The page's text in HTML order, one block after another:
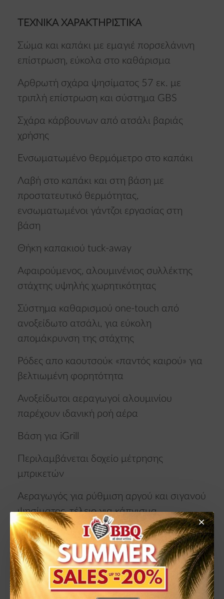
ΤΕΧΝΙΚΑ ΧΑΡΑΚΤΗΡΙΣΤΙΚΑ
Σώμα και καπάκι με εμαγιέ πορσελάνινη
επίστρωση, εύκολα στο καθάρισμα
Αρθρωτή σχάρα ψησίματος 57 εκ. με
τριπλή επίστρωση και σύστημα GBS
Σχάρα κάρβουνων από ατσάλι βαριάς
χρήσης
Ενσωματωμένο θερμόμετρο στο καπάκι
Λαβή στο καπάκι και στη βάση με
προστατευτικό θερμότητας,
ενσωματωμένοι γάντζοι εργασίας στη
βάση
Θήκη καπακιού tuck-away
Αφαιρούμενος, αλουμινένιος συλλέκτης
στάχτης υψηλής χωρητικότητας
Σύστημα καθαρισμού one-touch από
ανοξείδωτο ατσάλι, για εύκολη
απομάκρυνση της στάχτης
Ρόδες απο καουτσούκ «παντός καιρού» για
βελτιωμένη φορητότητα
Ανοξείδωτοι αεραγωγοί αλουμινίου
παρέχουν ιδανική ροή αέρα
Βάση για iGrill
Περιλαμβάνεται δοχείο μέτρησης
μπρικετών
Αεραγωγός για ρύθμιση αργού και σιγανού
ψησίματος, τέλειο για κάπνισμα
ΕΓΓΥΗΣΗ*
10 έτη για όλα τα μέρη της ψησταριάς
* Η εγγύηση δεν ισχύει για τη φυσιολογική